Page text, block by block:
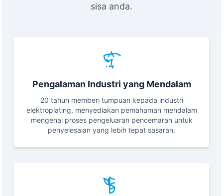
sisa anda.
Pengalaman Industri yang Mendalam
20 tahun memberi tumpuan kepada industri
elektroplating, menyediakan pemahaman mendalam
mengenai proses pengeluaran pencemaran untuk
penyelesaian yang lebih tepat sasaran.